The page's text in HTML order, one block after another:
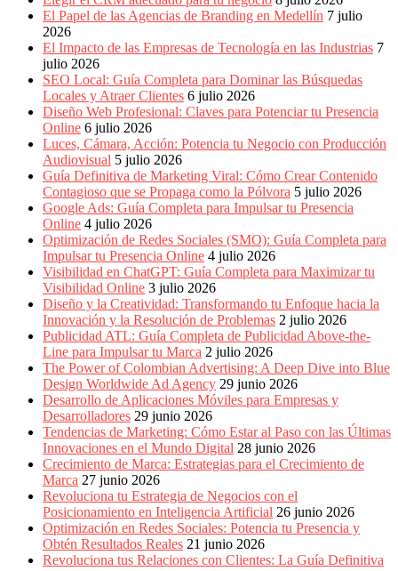
Periódicos
Producción
Gráfica
Colombia.
El Papel de las Agencias de Branding en Medellín 7 julio
2026
El Impacto de las Empresas de Tecnología en las Industrias 7
julio 2026
SEO Local: Guía Completa para Dominar las Búsquedas
Locales y Atraer Clientes 6 julio 2026
Diseño Web Profesional: Claves para Potenciar tu Presencia
Online 6 julio 2026
Luces, Cámara, Acción: Potencia tu Negocio con Producción
Audiovisual 5 julio 2026
Guía Definitiva de Marketing Viral: Cómo Crear Contenido
Contagioso que se Propaga como la Pólvora 5 julio 2026
Google Ads: Guía Completa para Impulsar tu Presencia
Online 4 julio 2026
Optimización de Redes Sociales (SMO): Guía Completa para
Impulsar tu Presencia Online 4 julio 2026
Visibilidad en ChatGPT: Guía Completa para Maximizar tu
Visibilidad Online 3 julio 2026
Diseño y la Creatividad: Transformando tu Enfoque hacia la
Innovación y la Resolución de Problemas 2 julio 2026
Publicidad ATL: Guía Completa de Publicidad Above-the-
Line para Impulsar tu Marca 2 julio 2026
The Power of Colombian Advertising: A Deep Dive into Blue
Design Worldwide Ad Agency 29 junio 2026
Desarrollo de Aplicaciones Móviles para Empresas y
Desarrolladores 29 junio 2026
Tendencias de Marketing: Cómo Estar al Paso con las Últimas
Innovaciones en el Mundo Digital 28 junio 2026
Crecimiento de Marca: Estrategias para el Crecimiento de
Marca 27 junio 2026
Revoluciona tu Estrategia de Negocios con el
Posicionamiento en Inteligencia Artificial 26 junio 2026
Optimización en Redes Sociales: Potencia tu Presencia y
Obtén Resultados Reales 21 junio 2026
Revoluciona tus Relaciones con Clientes: La Guía Definitiva